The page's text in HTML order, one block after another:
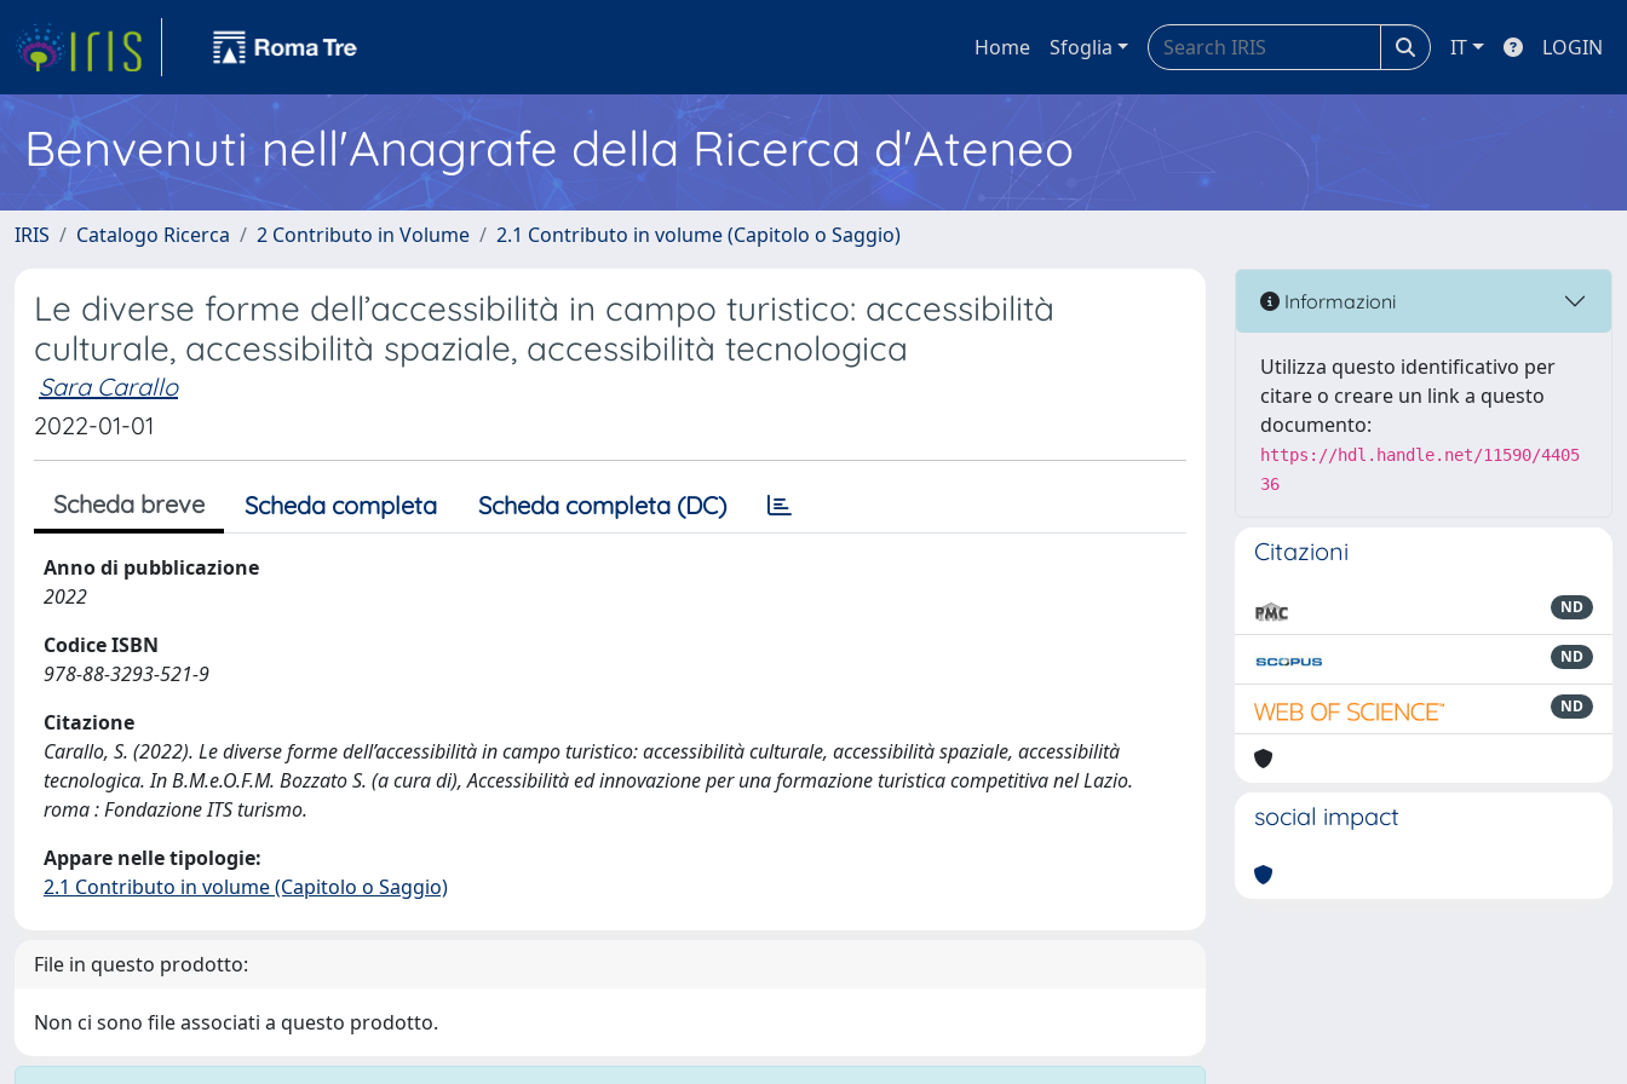
Home Sfoglia IT LOGIN
Benvenuti nell'Anagrafe della Ricerca d'Ateneo
IRIS Catalogo Ricerca 2 Contributo in Volume 2.1 Contributo in volume (Capitolo o Saggio)
Le diverse forme dell’accessibilità in campo turistico: accessibilità
culturale, accessibilità spaziale, accessibilità tecnologica
Sara Carallo
2022-01-01
Scheda breve Scheda completa Scheda completa (DC)
Anno di pubblicazione
2022
Codice ISBN
978-88-3293-521-9
Citazione
Carallo, S. (2022). Le diverse forme dell’accessibilità in campo turistico: accessibilità culturale, accessibilità spaziale, accessibilità
tecnologica. In B.M.e.O.F.M. Bozzato S. (a cura di), Accessibilità ed innovazione per una formazione turistica competitiva nel Lazio.
roma : Fondazione ITS turismo.
Appare nelle tipologie:
2.1 Contributo in volume (Capitolo o Saggio)
File in questo prodotto:
Non ci sono file associati a questo prodotto.
Informazioni
Utilizza questo identificativo per
citare o creare un link a questo
documento:
https://hdl.handle.net/11590/4405
36
Citazioni
ND
ND
ND
social impact